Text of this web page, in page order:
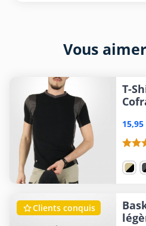
Vous
T-
15,95
Clients conquis